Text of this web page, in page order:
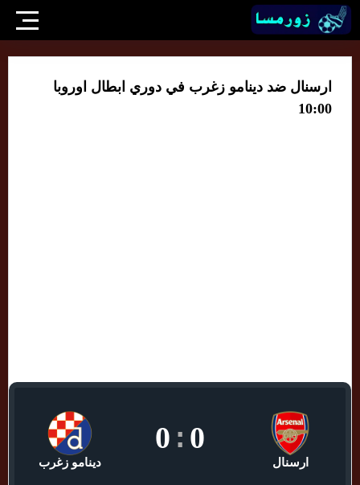
ارسنال ضد دينامو زغرب في دوري ابطال اوروبا
10:00
ارسنال
0
:
0
دينامو زغرب